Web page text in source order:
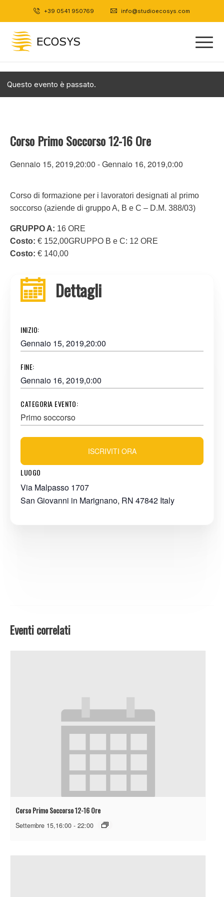
+39 0541 950769 info@studioecosys.com
Questo evento è passato.
Corso Primo Soccorso 12-16 Ore
Gennaio 15, 2019,20:00 -Gennaio 16, 2019,0:00
Corso di formazione per i lavoratori designati al primo
soccorso (aziende di gruppo A, B e C – D.M. 388/03)
GRUPPO A: 16 ORE
Costo: € 152,00GRUPPO B e C: 12 ORE
Costo: € 140,00
Dettagli
INIZIO:
Gennaio 15, 2019,20:00
FINE:
Gennaio 16, 2019,0:00
CATEGORIA EVENTO:
Primo soccorso
LUOGO
Via Malpasso 1707
San Giovanni in Marignano, RN 47842 Italy
ISCRIVITI ORA
Eventi correlati
Corso Primo Soccorso 12-16 Ore
Settembre 15,16:00 - 22:00